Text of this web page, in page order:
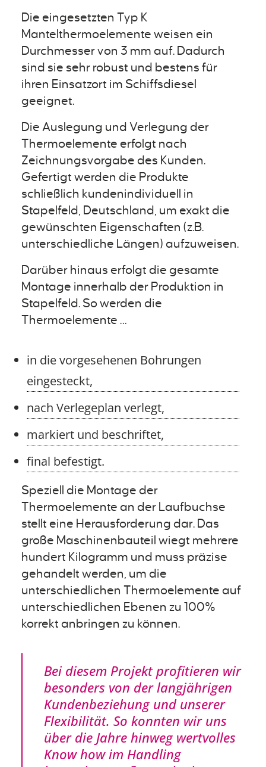
Die eingesetzten Typ K
Mantelthermoelemente weisen ein
Durchmesser von 3 mm auf. Dadurch
sind sie sehr robust und bestens für
ihren Einsatzort im Schiffsdiesel
geeignet.
Die Auslegung und Verlegung der
Thermoelemente erfolgt nach
Zeichnungsvorgabe des Kunden.
Gefertigt werden die Produkte
schließlich kundenindividuell in
Stapelfeld, Deutschland, um exakt die
gewünschten Eigenschaften (z.B.
unterschiedliche Längen) aufzuweisen.
Darüber hinaus erfolgt die gesamte
Montage innerhalb der Produktion in
Stapelfeld. So werden die
Thermoelemente …
in die vorgesehenen Bohrungen
eingesteckt,
nach Verlegeplan verlegt,
markiert und beschriftet,
final befestigt.
Speziell die Montage der
Thermoelemente an der Laufbuchse
stellt eine Herausforderung dar. Das
große Maschinenbauteil wiegt mehrere
hundert Kilogramm und muss präzise
gehandelt werden, um die
unterschiedlichen Thermoelemente auf
unterschiedlichen Ebenen zu 100%
korrekt anbringen zu können.
Bei diesem Projekt profitieren wir
besonders von der langjährigen
Kundenbeziehung und unserer
Flexibilität. So konnten wir uns
über die Jahre hinweg wertvolles
Know how im Handling